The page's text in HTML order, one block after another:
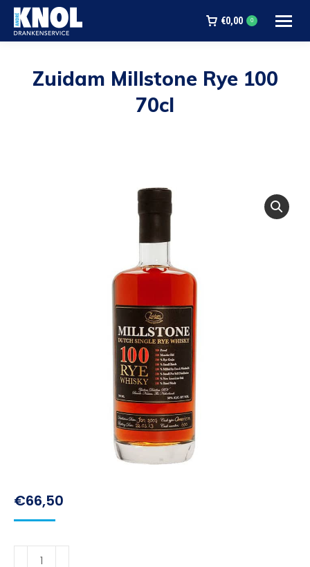
€0,00 0
Zuidam Millstone Rye 100
70cl
€66,50
Zuidam